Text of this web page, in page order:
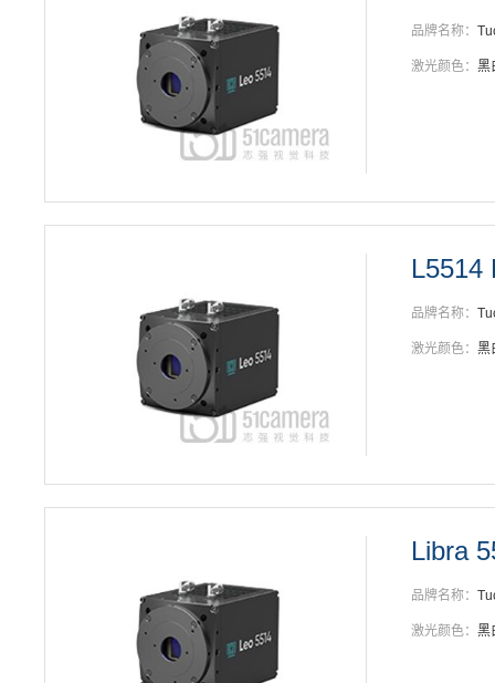
品牌名称：
激光颜色： 黑
L5514
品牌名称：
激光颜色： 黑
Libra
品牌名称：
激光颜色： 黑